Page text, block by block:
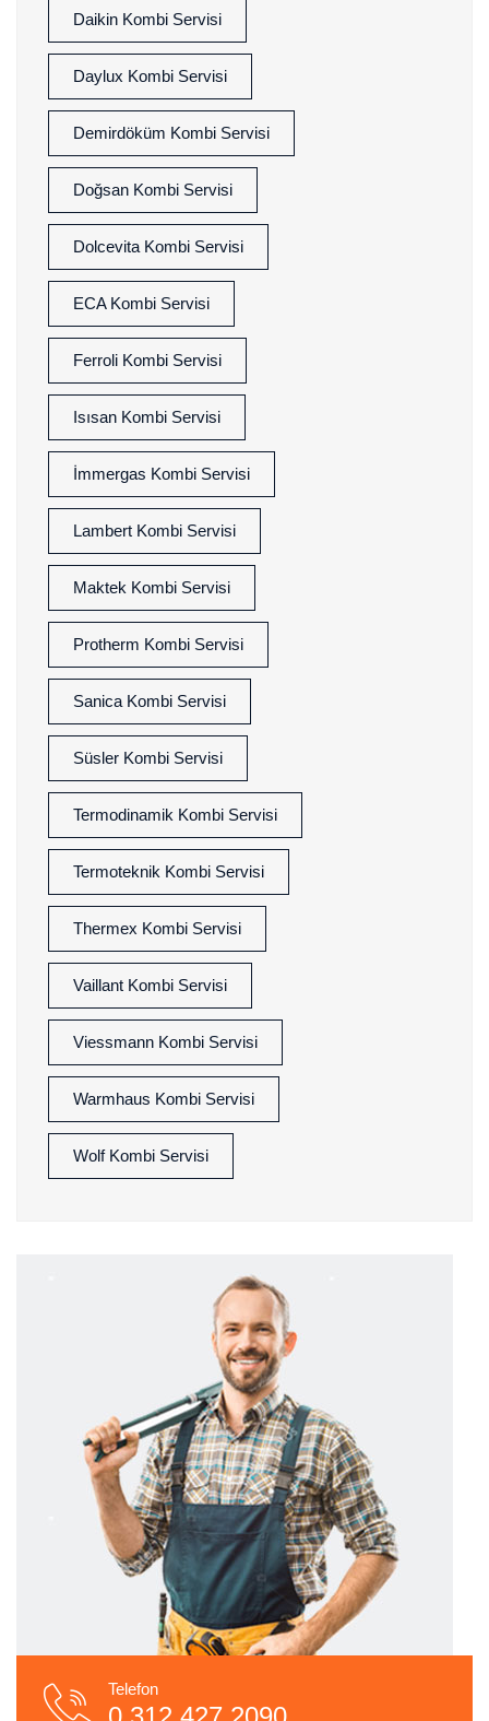
Daikin Kombi Servisi
Daylux Kombi Servisi
Demirdöküm Kombi Servisi
Doğsan Kombi Servisi
Dolcevita Kombi Servisi
ECA Kombi Servisi
Ferroli Kombi Servisi
Isısan Kombi Servisi
İmmergas Kombi Servisi
Lambert Kombi Servisi
Maktek Kombi Servisi
Protherm Kombi Servisi
Sanica Kombi Servisi
Süsler Kombi Servisi
Termodinamik Kombi Servisi
Termoteknik Kombi Servisi
Thermex Kombi Servisi
Vaillant Kombi Servisi
Viessmann Kombi Servisi
Warmhaus Kombi Servisi
Wolf Kombi Servisi
Telefon